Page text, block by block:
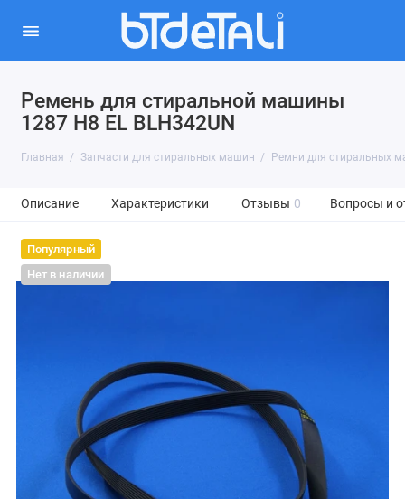
Ремень для стиральной машины
1287 H8 EL BLH342UN
Главная Запчасти для стиральных машин Ремни для стиральных
Описание Характеристики Отзывы 0 Вопросы и
Популярный
Нет в наличии